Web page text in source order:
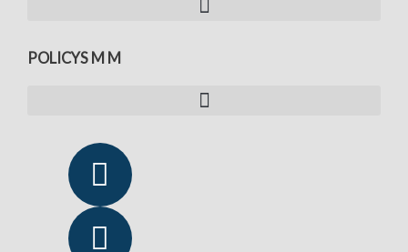
POLICYS M M
Y
o
u
L
i
n